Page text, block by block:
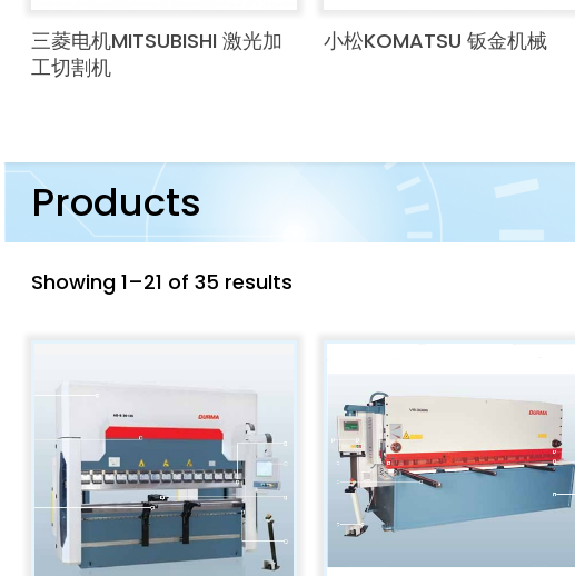
三菱电机MITSUBISHI 激光加
工切割机
小松KOMATSU 钣金机械
Products
Showing 1–21 of 35 results